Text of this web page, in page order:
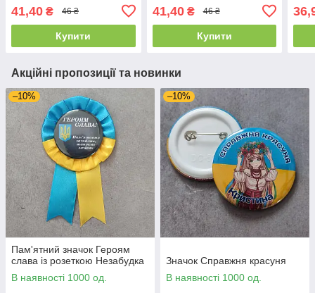
41,40 ₴ 46 ₴
Купити
41,40₴ 46 ₴
Купити
Акційні пропозиції та новинки
–10%
Пам'ятний значок Героям
слава із розеткою Незабудка
В наявності 1000 од.
–10%
Значок Справжня красуня
В наявності 1000 од.